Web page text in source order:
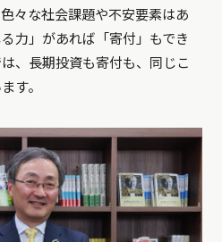
々な社会課題や不安要素はあ
力」があれば「寄付」もでき
、長期投資も寄付も、同じこ
す。